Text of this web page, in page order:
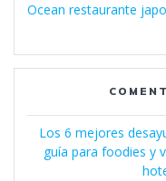
Ocean restaurante
Los 6 mejores
guía para foodies y